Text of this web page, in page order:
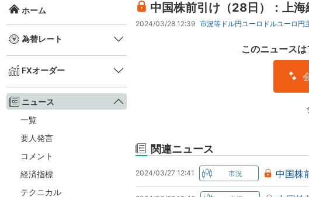
ホーム
為替レート
FXオーダー
ニュース
一覧
要人発言
コメント
経済指標
テクニカル
中国株前引け（28日）：上
2024/03/28 12:39 市況等 ドル円ユーロドルユーロ円
このニュース
関連ニュース
2024/03/27 12:41 中国株